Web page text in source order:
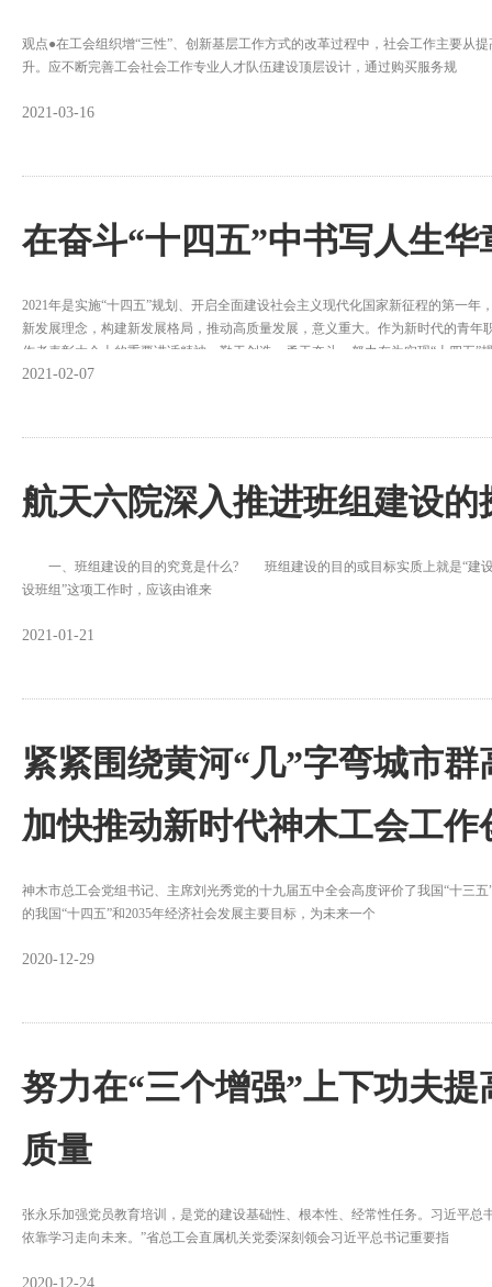
观点●在工会组织增“三性”、创新基层工作方式的改革过程中，社会工作主要从
升。应不断完善工会社会工作专业人才队伍建设顶层设计，通过购买服务规
2021-03-16
在奋斗“十四五”中书写人生华
2021年是实施“十四五”规划、开启全面建设社会主义现代化国家新征程的第一
新发展理念，构建新发展格局，推动高质量发展，意义重大。作为新时代的青
作者表彰大会上的重要讲话精神，勤于创造、勇于奋斗，努力在为实现“十四五”
2021-02-07
航天六院深入推进班组建设的
一、班组建设的目的究竟是什么? 班组建设的目的或目标实质上就是“建设
设班组”这项工作时，应该由谁来
2021-01-21
紧紧围绕黄河“几”字弯城市
加快推动新时代神木工会工作
神木市总工会党组书记、主席刘光秀党的十九届五中全会高度评价了我国“十三
的我国“十四五”和2035年经济社会发展主要目标，为未来一个
2020-12-29
努力在“三个增强”上下功夫
质量
张永乐加强党员教育培训，是党的建设基础性、根本性、经常性任务。习近平
依靠学习走向未来。”省总工会直属机关党委深刻领会习近平总书记重要指
2020-12-24